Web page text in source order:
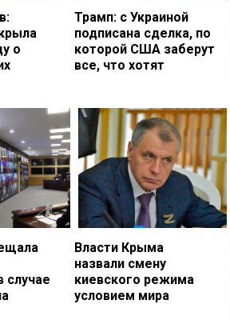
о
Трамп: с Украиной
подписана сделка, по
которой США заберут
все, что хотят
случае
Власти Крыма
назвали смену
киевского режима
условием мира